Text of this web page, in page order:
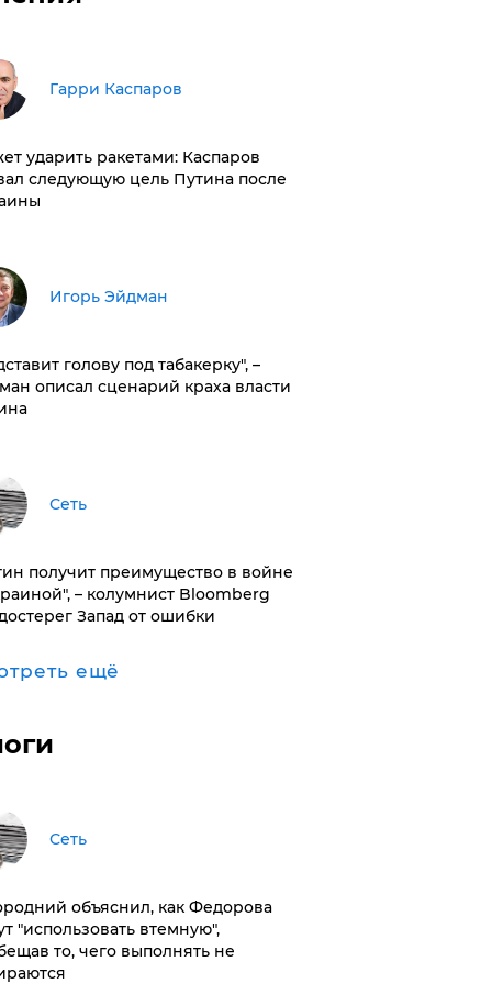
Гарри Каспаров
ударить ракетами: Каспаров
следующую цель Путина после
Игорь Эйдман
голову под табакерку", –
описал сценарий краха власти
Сеть
получит преимущество в войне
– колумнист Bloomberg
Запад от ошибки
ещё
Сеть
объяснил, как Федорова
"использовать втемную",
то, чего выполнять не